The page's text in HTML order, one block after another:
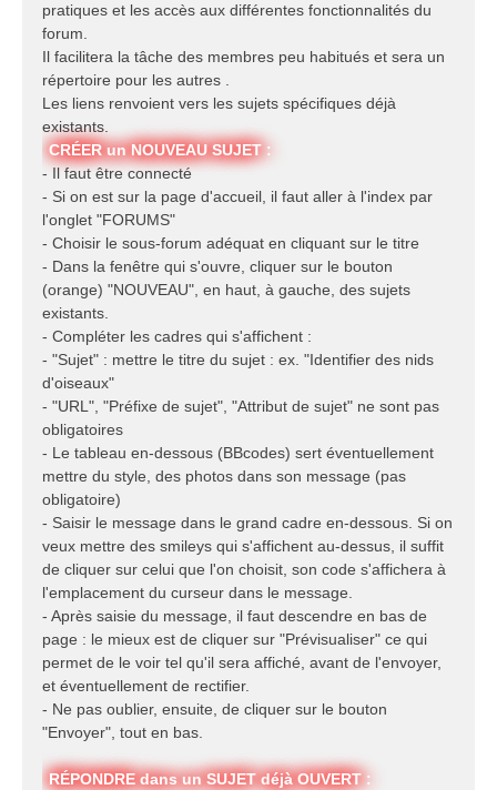
g
e
pratiques et les accès aux différentes fonctionnalités du
forum.
Il facilitera la tâche des membres peu habitués et sera un
répertoire pour les autres .
Les liens renvoient vers les sujets spécifiques déjà
existants.
CRÉER un NOUVEAU SUJET :
- Il faut être connecté
- Si on est sur la page d'accueil, il faut aller à l'index par
l'onglet "FORUMS"
- Choisir le sous-forum adéquat en cliquant sur le titre
- Dans la fenêtre qui s'ouvre, cliquer sur le bouton
(orange) "NOUVEAU", en haut, à gauche, des sujets
existants.
- Compléter les cadres qui s'affichent :
- "Sujet" : mettre le titre du sujet : ex. "Identifier des nids
d'oiseaux"
- "URL", "Préfixe de sujet", "Attribut de sujet" ne sont pas
obligatoires
- Le tableau en-dessous (BBcodes) sert éventuellement
mettre du style, des photos dans son message (pas
obligatoire)
- Saisir le message dans le grand cadre en-dessous. Si on
veux mettre des smileys qui s'affichent au-dessus, il suffit
de cliquer sur celui que l'on choisit, son code s'affichera à
l'emplacement du curseur dans le message.
- Après saisie du message, il faut descendre en bas de
page : le mieux est de cliquer sur "Prévisualiser" ce qui
permet de le voir tel qu'il sera affiché, avant de l'envoyer,
et éventuellement de rectifier.
- Ne pas oublier, ensuite, de cliquer sur le bouton
"Envoyer", tout en bas.
RÉPONDRE dans un SUJET déjà OUVERT :